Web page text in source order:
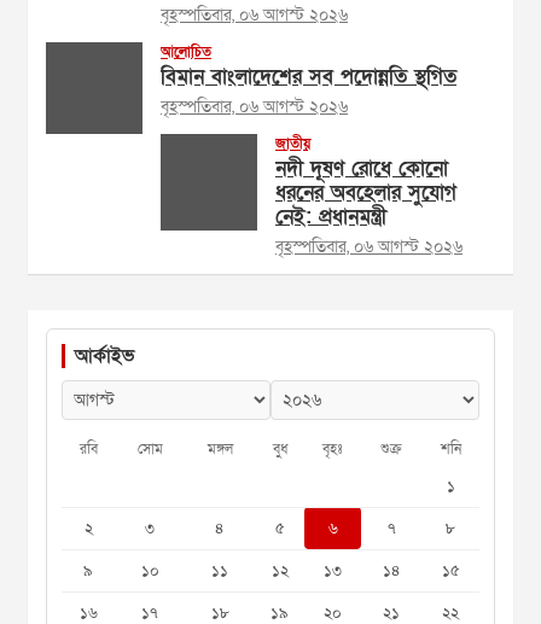
বৃহস্পতিবার, ০৬ আগস্ট ২০২৬
আলোচিত
বিমান বাংলাদেশের সব পদোন্নতি স্থগিত
বৃহস্পতিবার, ০৬ আগস্ট ২০২৬
জাতীয়
নদী দূষণ রোধে কোনো
ধরনের অবহেলার সুযোগ
নেই: প্রধানমন্ত্রী
বৃহস্পতিবার, ০৬ আগস্ট ২০২৬
আর্কাইভ
রবি সোম মঙ্গল বুধ বৃহঃ শুক্র শনি
১
২
৩ ৪ ৫ ৬ ৭
৮
৯
১০ ১১ ১২ ১৩ ১৪
১৫
১৬
১৭ ১৮ ১৯ ২০ ২১ ২২